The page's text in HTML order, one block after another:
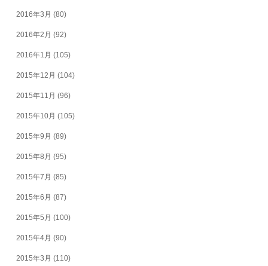
2016年3月 (80)
2016年2月 (92)
2016年1月 (105)
2015年12月 (104)
2015年11月 (96)
2015年10月 (105)
2015年9月 (89)
2015年8月 (95)
2015年7月 (85)
2015年6月 (87)
2015年5月 (100)
2015年4月 (90)
2015年3月 (110)